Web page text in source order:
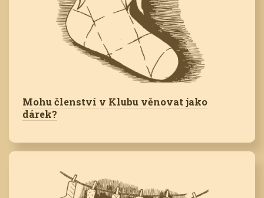
Mohu členství v Klubu věnovat jako
dárek?